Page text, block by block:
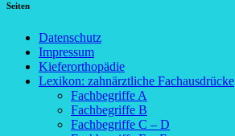
Seiten
Datenschutz
Impressum
Kieferorthopädie
Lexikon: zahnärztliche Fachausdrücke
Fachbegriffe A
Fachbegriffe B
Fachbegriffe C – D